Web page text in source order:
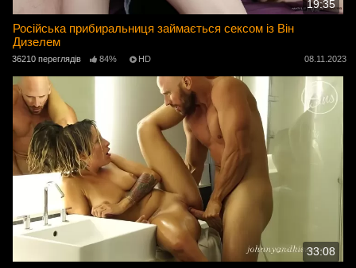
19:35
Російська прибиральниця займається сексом із Він
Дизелем
36210 переглядів 84% HD 08.11.2023
33:08